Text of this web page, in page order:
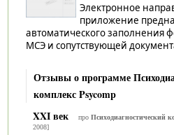
Электронное
приложение
автоматического заполнения
МСЭ и сопутствующей
Отзывы о программе
комплекс Psycomp
XXI век
про Психодиагностический
2008]